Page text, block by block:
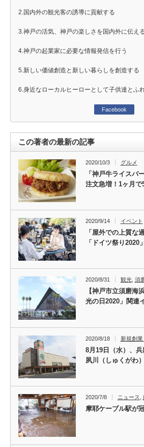
2.国内外の観光客の誘導に貢献する
3.神戸の活気、神戸の楽しさを国内外に伝え
4.神戸の起業家に必要な情報発信を行う
5.新しい価値創造と新しい暮らしを創造する
6.身近なローカルヒーローとして子供達とふ
Facebook
この著者の最新の記事
2020/10/3 グルメ
「神戸牛ライスバ
注文急増！1ヶ月
2020/9/14 イベント
「屋外での上質な
「ドイツ祭り
2020/8/31 観光, 須
【神戸市立須磨海
光の日2020」関
2020/8/18 新規創
8月19日（水）、
夙川（しゅくがわ
2020/7/8 ニュース
摩耶ケーブル駅が